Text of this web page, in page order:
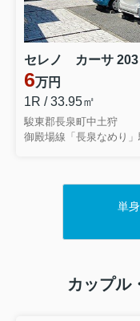
セレノ カーサ 203
6万円
1R / 33.95㎡
駿東郡長泉町中土狩
御殿場線「長泉なめり
単
カップル